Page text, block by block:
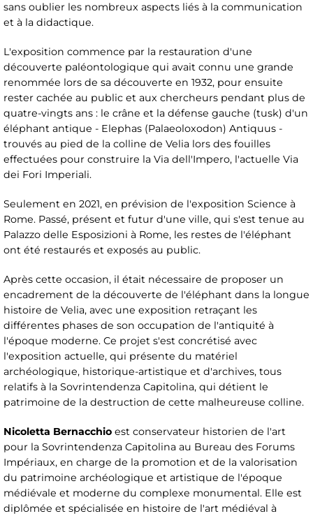
sans oublier les nombreux aspects liés à la communication
et à la didactique.
L'exposition commence par la restauration d'une
découverte paléontologique qui avait connu une grande
renommée lors de sa découverte en 1932, pour ensuite
rester cachée au public et aux chercheurs pendant plus de
quatre-vingts ans : le crâne et la défense gauche (tusk) d'un
éléphant antique - Elephas (Palaeoloxodon) Antiquus -
trouvés au pied de la colline de Velia lors des fouilles
effectuées pour construire la Via dell'Impero, l'actuelle Via
dei Fori Imperiali.
Seulement en 2021, en prévision de l'exposition Science à
Rome. Passé, présent et futur d'une ville, qui s'est tenue au
Palazzo delle Esposizioni à Rome, les restes de l'éléphant
ont été restaurés et exposés au public.
Après cette occasion, il était nécessaire de proposer un
encadrement de la découverte de l'éléphant dans la longue
histoire de Velia, avec une exposition retraçant les
différentes phases de son occupation de l'antiquité à
l'époque moderne. Ce projet s'est concrétisé avec
l'exposition actuelle, qui présente du matériel
archéologique, historique-artistique et d'archives, tous
relatifs à la Sovrintendenza Capitolina, qui détient le
patrimoine de la destruction de cette malheureuse colline.
Nicoletta Bernacchio est conservateur historien de l'art
pour la Sovrintendenza Capitolina au Bureau des Forums
Impériaux, en charge de la promotion et de la valorisation
du patrimoine archéologique et artistique de l'époque
médiévale et moderne du complexe monumental. Elle est
diplômée et spécialisée en histoire de l'art médiéval à